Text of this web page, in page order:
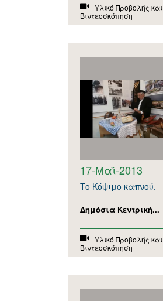
Υλικό Προβολής και
Βιντεοσκόπηση
17-Μαΐ-2013
Το Κόψιμο καπνού.
Δημόσια Κεντρική...
Υλικό Προβολής και
Βιντεοσκόπηση